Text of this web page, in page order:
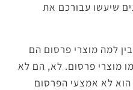
שיעשו עבורכם את
למה מוצרי פרסום הם
מוצרי פרסום. לא, הם לא
הוא לא אמצעי הפרסום